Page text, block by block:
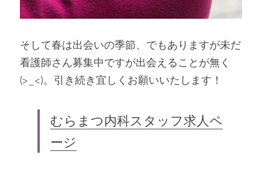
そして春は出会いの季節、でもありますが未だ
看護師さん募集中ですが出会えることが無く
(>_<)。引き続き宜しくお願いいたします！
むらまつ内科スタッフ求人ペ
ージ